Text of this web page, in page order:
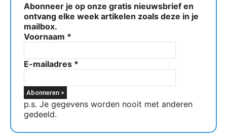
Abonneer je op onze gratis nieuwsbrief en
ontvang elke week artikelen zoals deze in je
mailbox.
Voornaam *
E-mailadres *
p.s. Je gegevens worden nooit met anderen
gedeeld.